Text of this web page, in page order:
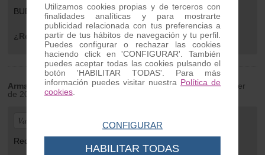
BUENA CALIDAD Y MUY RAPIDO EL ENVÍO.
¿Recomendaría este producto?Sí
Armando Miguel| de Portugal | Monday 27 de September
de 2021
Valoración general:
Recomendo .
Utilizamos cookies propias y de terceros con
finalidades analíticas y para mostrarte
publicidad relacionada con tus preferencias a
partir de tus hábitos de navegación y tu perfil.
Puedes configurar o rechazar las cookies
haciendo click en 'CONFIGURAR'. También
puedes aceptar todas las cookies pulsando el
botón 'HABILITAR TODAS'. Para más
información puedes visitar nuestra Política de
cookies.
CONFIGURAR
HABILITAR TODAS